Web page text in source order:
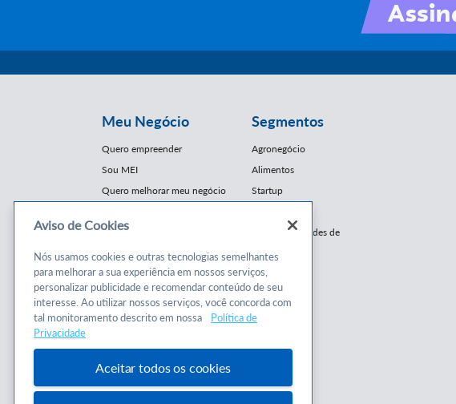
Meu Negócio
Quero empreender
Sou MEI
Quero melhorar meu negócio
Cursos e
Conteúdos
Cursos
Consultorias
Programas
Segmentos
Agronegócio
Alimentos
Startup
Franquias / Redes de
Moda
Moveleiro
Saúde
Turismo
Mercopar
Aviso de Cookies
Nós usamos cookies e outras tecnologias semelhantes
para melhorar a sua experiência em nossos serviços,
personalizar publicidade e recomendar conteúdo de seu
interesse. Ao utilizar nossos serviços, você concorda com
tal monitoramento descrito em nossa
Política de
Privacidade
Aceitar todos os cookies